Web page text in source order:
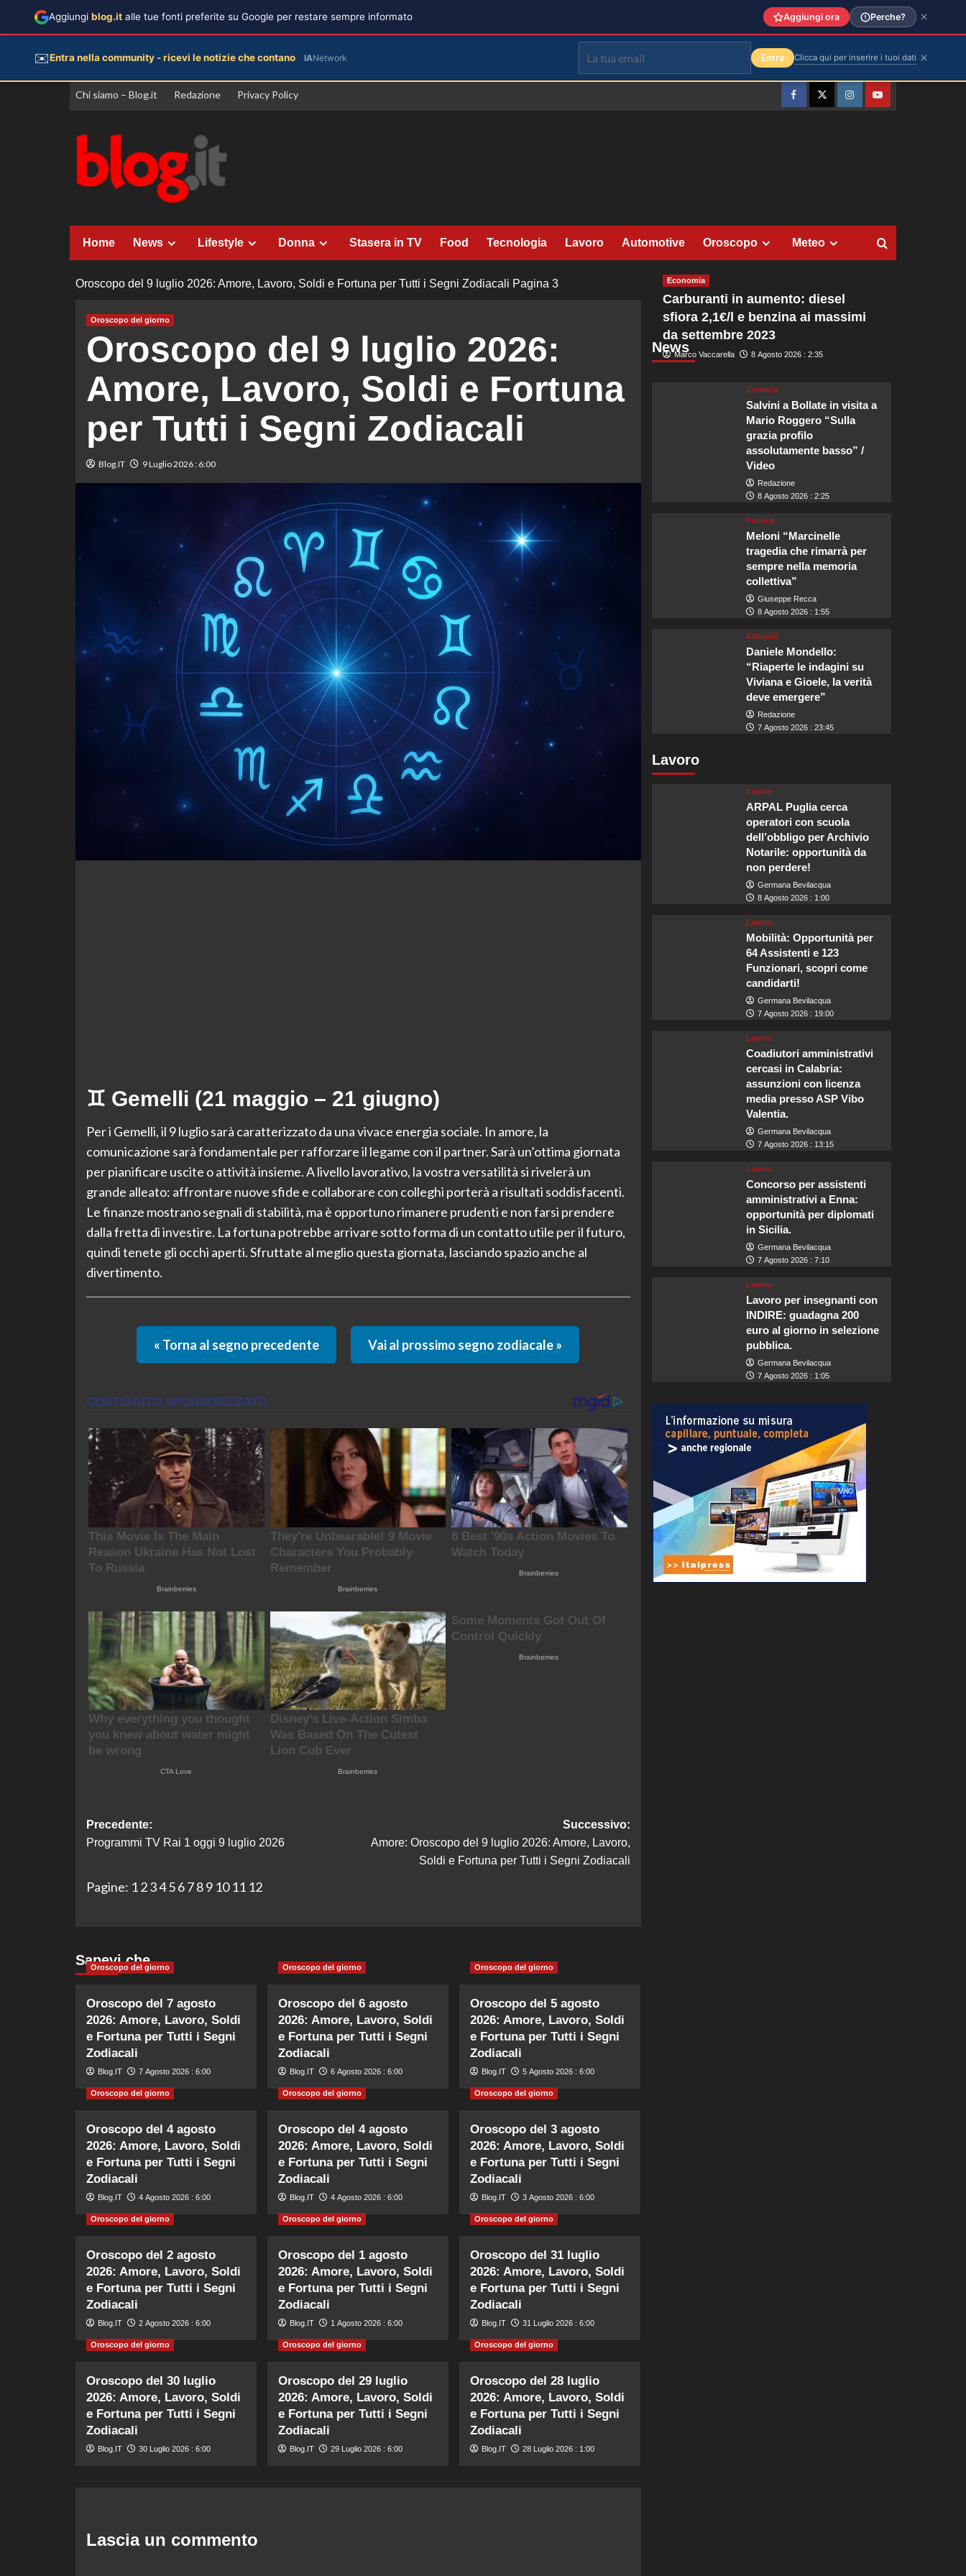
Vai
Chi siamo – Blog.it Redazione Privacy Policy
FacebookTwitterInstagramYouTube
Home News Lifestyle Donna Stasera in TV Food Tecnologia Lavoro Automotive Oroscopo Meteo
Oroscopo del 9 luglio 2026: Amore, Lavoro, Soldi e Fortuna per Tutti i Segni Zodiacali Pagina 3
Oroscopo del giorno
Oroscopo del 9 luglio 2026:
Amore, Lavoro, Soldi e Fortuna
per Tutti i Segni Zodiacali
Blog.IT 9 Luglio 2026 : 6:00
♊ Gemelli (21 maggio – 21 giugno)
Per i Gemelli, il 9 luglio sarà caratterizzato da una vivace energia sociale. In amore, la
comunicazione sarà fondamentale per rafforzare il legame con il partner. Sarà un’ottima giornata
per pianificare uscite o attività insieme. A livello lavorativo, la vostra versatilità si rivelerà un
grande alleato: affrontare nuove sfide e collaborare con colleghi porterà a risultati soddisfacenti.
Le finanze mostrano segnali di stabilità, ma è opportuno rimanere prudenti e non farsi prendere
dalla fretta di investire. La fortuna potrebbe arrivare sotto forma di un contatto utile per il futuro,
quindi tenete gli occhi aperti. Sfruttate al meglio questa giornata, lasciando spazio anche al
divertimento.
« Torna al segno precedente Vai al prossimo segno zodiacale »
Navigazione
articolo
Precedente:
Programmi TV Rai 1 oggi 9 luglio 2026
Successivo:
Amore: Oroscopo del 9 luglio 2026: Amore, Lavoro,
Soldi e Fortuna per Tutti i Segni Zodiacali
Pagine: 1 2 34 5 6 7 8 9 10 11 12
Sapevi che…
Oroscopo del giorno
Oroscopo del 7 agosto
2026: Amore, Lavoro, Soldi
e Fortuna per Tutti i Segni
Zodiacali
Blog.IT 7 Agosto 2026 : 6:00
Oroscopo del giorno
Oroscopo del 6 agosto
2026: Amore, Lavoro, Soldi
e Fortuna per Tutti i Segni
Zodiacali
Blog.IT 6 Agosto 2026 : 6:00
Oroscopo del giorno
Oroscopo del 5 agosto
2026: Amore, Lavoro, Soldi
e Fortuna per Tutti i Segni
Zodiacali
Blog.IT 5 Agosto 2026 : 6:00
Oroscopo del giorno
Oroscopo del 4 agosto
2026: Amore, Lavoro, Soldi
e Fortuna per Tutti i Segni
Zodiacali
Blog.IT 4 Agosto 2026 : 6:00
Oroscopo del giorno
Oroscopo del 4 agosto
2026: Amore, Lavoro, Soldi
e Fortuna per Tutti i Segni
Zodiacali
Blog.IT 4 Agosto 2026 : 6:00
Oroscopo del giorno
Oroscopo del 3 agosto
2026: Amore, Lavoro, Soldi
e Fortuna per Tutti i Segni
Zodiacali
Blog.IT 3 Agosto 2026 : 6:00
Oroscopo del giorno
Oroscopo del 2 agosto
2026: Amore, Lavoro, Soldi
e Fortuna per Tutti i Segni
Zodiacali
Blog.IT 2 Agosto 2026 : 6:00
Oroscopo del giorno
Oroscopo del 1 agosto
2026: Amore, Lavoro, Soldi
e Fortuna per Tutti i Segni
Zodiacali
Blog.IT 1 Agosto 2026 : 6:00
Oroscopo del giorno
Oroscopo del 31 luglio
2026: Amore, Lavoro, Soldi
e Fortuna per Tutti i Segni
Zodiacali
Blog.IT 31 Luglio 2026 : 6:00
Oroscopo del giorno
Oroscopo del 30 luglio
2026: Amore, Lavoro, Soldi
e Fortuna per Tutti i Segni
Zodiacali
Blog.IT 30 Luglio 2026 : 6:00
Oroscopo del giorno
Oroscopo del 29 luglio
2026: Amore, Lavoro, Soldi
e Fortuna per Tutti i Segni
Zodiacali
Blog.IT 29 Luglio 2026 : 6:00
Oroscopo del giorno
Oroscopo del 28 luglio
2026: Amore, Lavoro, Soldi
e Fortuna per Tutti i Segni
Zodiacali
Blog.IT 28 Luglio 2026 : 1:00
Lascia un commento
News
Economia
Carburanti in aumento: diesel
sfiora 2,1€/l e benzina ai massimi
da settembre 2023
Marco Vaccarella 8 Agosto 2026 : 2:35
Cronaca
Salvini a Bollate in visita a
Mario Roggero “Sulla
grazia profilo
assolutamente basso” /
Video
Redazione
8 Agosto 2026 : 2:25
Politica
Meloni “Marcinelle
tragedia che rimarrà per
sempre nella memoria
collettiva”
Giuseppe Recca
8 Agosto 2026 : 1:55
Attualità
Daniele Mondello:
“Riaperte le indagini su
Viviana e Gioele, la verità
deve emergere”
Redazione
7 Agosto 2026 : 23:45
Lavoro
Lavoro
ARPAL Puglia cerca
operatori con scuola
dell’obbligo per Archivio
Notarile: opportunità da
non perdere!
Germana Bevilacqua
8 Agosto 2026 : 1:00
Lavoro
Mobilità: Opportunità per
64 Assistenti e 123
Funzionari, scopri come
candidarti!
Germana Bevilacqua
7 Agosto 2026 : 19:00
Lavoro
Coadiutori amministrativi
cercasi in Calabria:
assunzioni con licenza
media presso ASP Vibo
Valentia.
Germana Bevilacqua
7 Agosto 2026 : 13:15
Lavoro
Concorso per assistenti
amministrativi a Enna:
opportunità per diplomati
in Sicilia.
Germana Bevilacqua
7 Agosto 2026 : 7:10
Lavoro
Lavoro per insegnanti con
INDIRE: guadagna 200
euro al giorno in selezione
pubblica.
Germana Bevilacqua
7 Agosto 2026 : 1:05
Aggiungi blog.it alle tue fonti preferite su Google per restare sempre informato Aggiungi ora Perche?
✉️Entra nella community - ricevi le notizie che contano IANetwork Entra Clicca qui per inserire i tuoi dati